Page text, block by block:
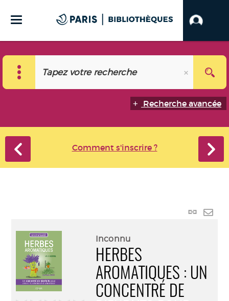
Recherche avancée
Comment s'inscrire ?
Lien
Inconnu
HERBES
AROMATIQUES : UN
CONCENTRÉ DE